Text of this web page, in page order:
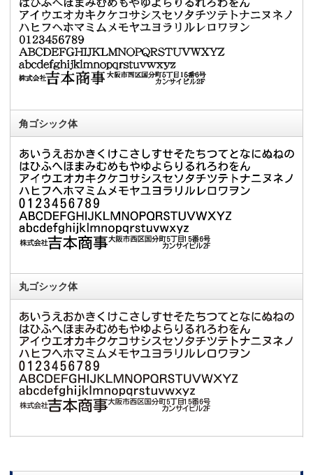
角ゴシック体
丸ゴシック体